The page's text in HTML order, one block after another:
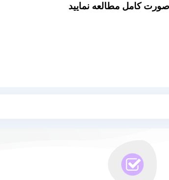
صورت کامل مطالعه نمایید